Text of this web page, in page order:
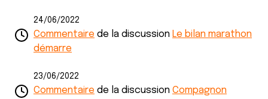
24/06/2022
Commentaire de la discussion Le bilan marathon
démarre
23/06/2022
Commentaire de la discussion Compagnon